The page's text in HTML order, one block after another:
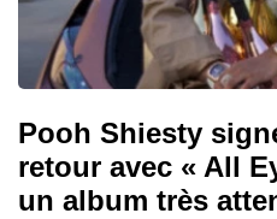
Pooh Shiesty
retour avec « All
un album très